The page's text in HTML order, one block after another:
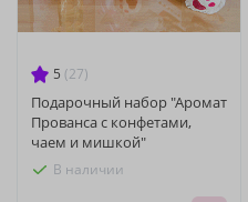
5 (27)
Подарочный набор "Аромат
Прованса с конфетами,
чаем и мишкой"
В наличии